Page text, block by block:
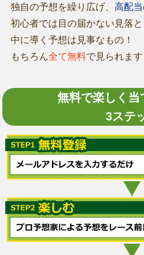
独自の予想を繰り広げ、 高配当
初心者では目の届かない見落
中に導く予想は見事なもの！
もちろん全て無料で見られます
無料で楽しく当
3ステ